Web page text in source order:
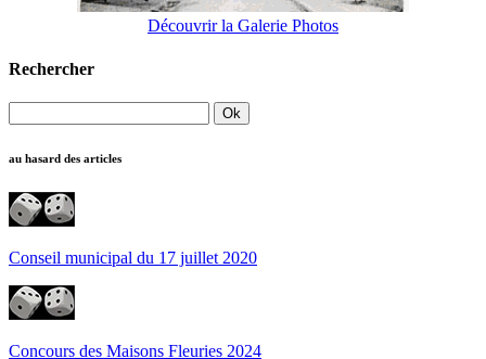
Découvrir la Galerie Photos
Rechercher
au hasard des articles
Conseil municipal du 17 juillet 2020
Concours des Maisons Fleuries 2024